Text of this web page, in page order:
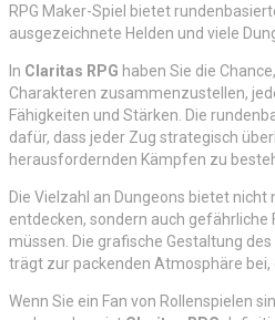
RPG Maker-Spiel bietet
ausgezeichnete Helden und viele
In Claritas RPG haben Sie die
Charakteren zusammenzustellen,
Fähigkeiten und Stärken. Die
dafür, dass jeder Zug strategisch
herausfordernden Kämpfen zu
Die Vielzahl an Dungeons bietet
entdecken, sondern auch gefährliche
müssen. Die grafische Gestaltung
trägt zur packenden Atmosphäre bei,
Wenn Sie ein Fan von Rollenspielen